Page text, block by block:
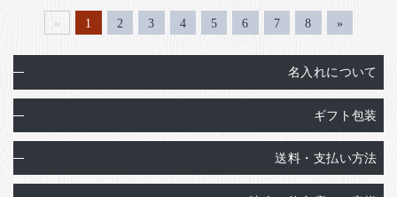
« 1 2 3 4 5 6 7 8 »
名入れについて
ギフト包装
送料・支払い方法